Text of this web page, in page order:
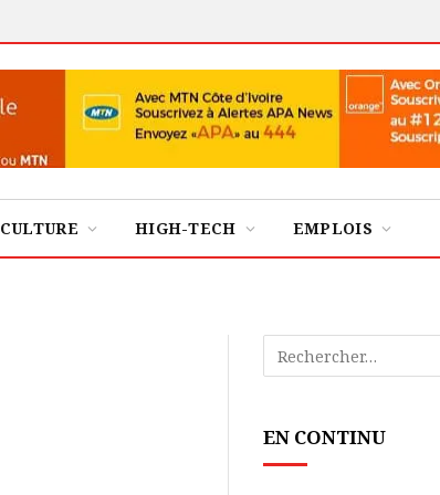
CULTURE HIGH-TECH EMPLOIS
EN CONTINU